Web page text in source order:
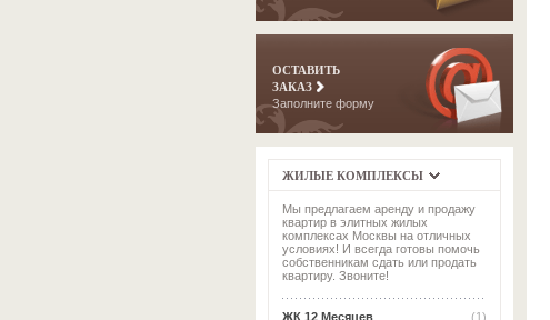
ОСТАВИТЬ
ЗАКАЗ
Заполните форму
ЖИЛЫЕ КОМПЛЕКСЫ
Мы предлагаем аренду и продажу
квартир в элитных жилых
комплексах Москвы на отличных
условиях! И всегда готовы помочь
собственникам сдать или продать
квартиру. Звоните!
(1)
ЖК 12 Месяцев